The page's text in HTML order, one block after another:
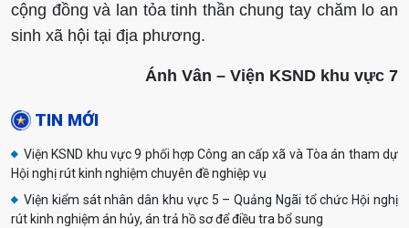
cộng đồng và lan tỏa tinh thần chung tay chăm lo an
sinh xã hội tại địa phương.
Ánh Vân – Viện KSND khu vực 7
TIN MỚI
Viện KSND khu vực 9 phối hợp Công an cấp xã và Tòa án tham dự
Hội nghị rút kinh nghiệm chuyên đề nghiệp vụ
Viện kiểm sát nhân dân khu vực 5 – Quảng Ngãi tổ chức Hội nghị
rút kinh nghiệm án hủy, án trả hồ sơ để điều tra bổ sung